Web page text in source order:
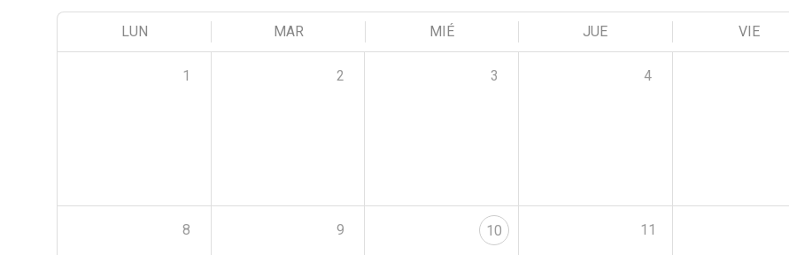
LUN MAR MIÉ JUE VIE
1 2 3 4
8 9 10 11